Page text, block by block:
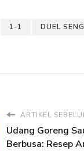
1-1 DUEL
ARTIKEL
Udang Goreng
Berbusa: Resep